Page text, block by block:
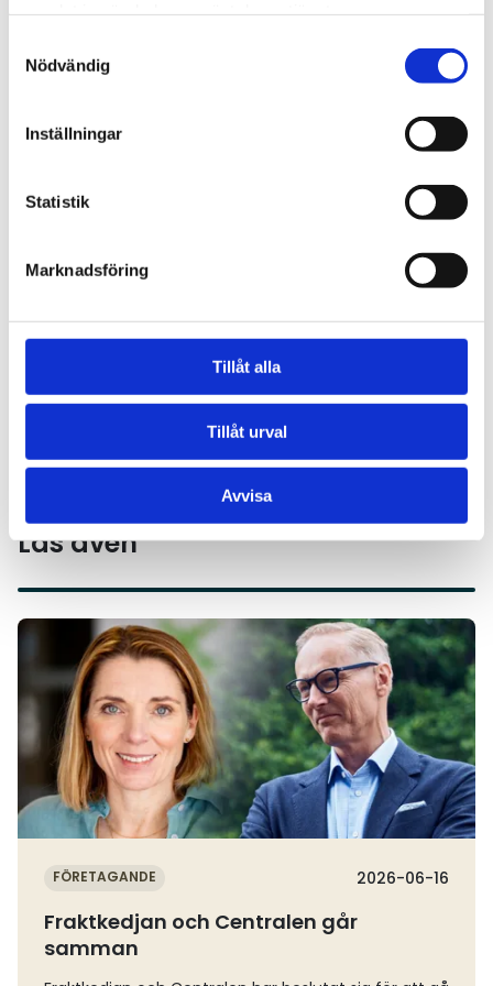
Nödvändig
Inställningar
Statistik
Marknadsföring
Tillåt alla
Tillåt urval
Avvisa
Scania
Läs även
FÖRETAGANDE 2026-06-16
Fraktkedjan och Centralen går
samman
Läs mer